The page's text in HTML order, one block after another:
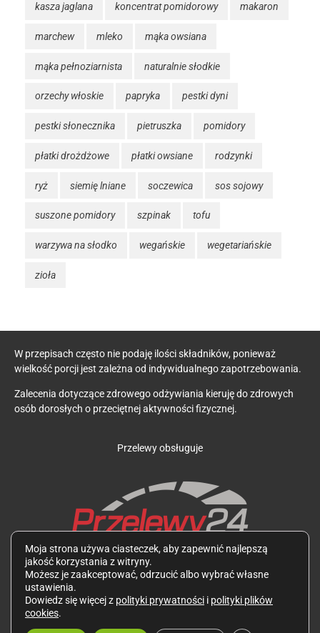
kasza jaglana koncentrat pomidorowy makaron
marchew mleko mąka owsiana
mąka pełnoziarnista naturalnie słodkie
orzechy włoskie papryka pestki dyni
pestki słonecznika pietruszka pomidory
płatki drożdżowe płatki owsiane rodzynki
ryż siemię lniane soczewica sos sojowy
suszone pomidory szpinak tofu
warzywa na słodko wegańskie wegetariańskie
zioła
W przepisach często nie podaję ilości składników, ponieważ
wielkość porcji jest zależna od indywidualnego zapotrzebowania.
Zalecenia dotyczące zdrowego odżywiania kieruję do zdrowych
osób dorosłych o przeciętnej aktywności fizycznej.
Przelewy obsługuje
Zdjęcia potraw oraz wszystkie teksty są mojego autorstwa i
podlegają ochronie zgodnie z Ustawą z dnia 4 lutego 1994 r. o
prawie autorskim i prawach pokrewnych. Wykorzystywanie ich
bez mojej zgody jest zabronione.
Moja strona używa ciasteczek, aby zapewnić najlepszą
jakość korzystania z witryny.
Możesz je zaakceptować, odrzucić albo wybrać własne
ustawienia.
Dowiedz się więcej z polityki prywatności i polityki plików
cookies.